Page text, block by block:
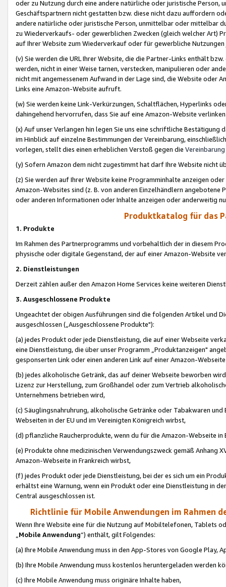
oder zu Nutzung durch eine andere natürliche oder juristische
Geschäftspartnern nicht gestatten bzw. diese nicht dazu auffordern
andere natürliche oder juristische Person, unmittelbar oder mittelbar
zu Wiederverkaufs- oder gewerblichen Zwecken (gleich welcher Art)
auf Ihrer Website zum Wiederverkauf oder für gewerbliche
(v) Sie werden die URL Ihrer Website, die die Partner-Links enthält
werden, nicht in einer Weise tarnen, verstecken, manipulieren oder
nicht mit angemessenem Aufwand in der Lage sind, die Website oder
Links eine Amazon-Website aufruft.
(w) Sie werden keine Link-Verkürzungen, Schaltflächen, Hyperlinks
dahingehend hervorrufen, dass Sie auf eine Amazon-Website
(x) Auf unser Verlangen hin legen Sie uns eine schriftliche
im Hinblick auf einzelne Bestimmungen der Vereinbarung,
vorlegen, stellt dies einen erheblichen Verstoß gegen die Vereinbarung
(y) Sofern Amazon dem nicht zugestimmt hat darf Ihre Website nicht
(z) Sie werden auf Ihrer Website keine Programminhalte anzeigen
Amazon-Websites sind (z. B. von anderen Einzelhändlern
oder anderen Informationen oder Inhalte anzeigen oder anderweitig
Produktkatalog für das
1. Produkte
Im Rahmen des Partnerprogramms und vorbehaltlich der in diesem
physische oder digitale Gegenstand, der auf einer Amazon-Website
2. Dienstleistungen
Derzeit zählen außer den Amazon Home Services keine weiteren
3. Ausgeschlossene Produkte
Ungeachtet der obigen Ausführungen sind die folgenden Artikel und
ausgeschlossen („Ausgeschlossene Produkte"):
(a) jedes Produkt oder jede Dienstleistung, die auf einer Webseite
eine Dienstleistung, die über unser Programm „Produktanzeigen"
gesponserten Link oder einen anderen Link auf einer Amazon-
(b) jedes alkoholische Getränk, das auf deiner Webseite beworben
Lizenz zur Herstellung, zum Großhandel oder zum Vertrieb
Unternehmens betrieben wird,
(c) Säuglingsnahruhrung, alkoholische Getränke oder Tabakwaren
Webseiten in der EU und im Vereinigten Königreich wirbst,
(d) pflanzliche Raucherprodukte, wenn du für die Amazon-Webseite in
(e) Produkte ohne medizinischen Verwendungszweck gemäß Anhang
Amazon-Webseite in Frankreich wirbst,
(f) jedes Produkt oder jede Dienstleistung, bei der es sich um ein
erhältst eine Warnung, wenn ein Produkt oder eine Dienstleistung in
Central ausgeschlossen ist.
Richtlinie für Mobile Anwendungen im Rahmen
Wenn Ihre Website eine für die Nutzung auf Mobiltelefonen, Tablets
„Mobile Anwendung“) enthält, gilt Folgendes:
(a) Ihre Mobile Anwendung muss in den App-Stores von Google Play,
(b) Ihre Mobile Anwendung muss kostenlos heruntergeladen werden
(c) Ihre Mobile Anwendung muss originäre Inhalte haben,